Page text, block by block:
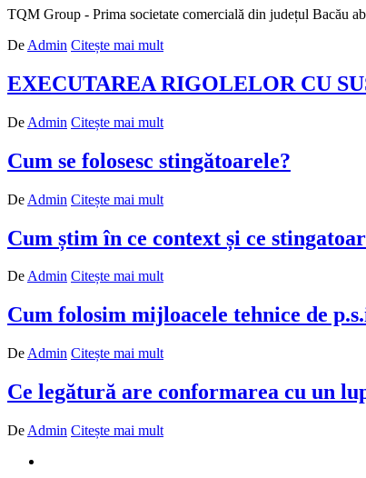
TQM Group - Prima societate comercială din județul Bacău
De Admin Citește mai mult
EXECUTAREA RIGOLELOR CU
De Admin Citește mai mult
Cum se folosesc stingătoarele?
De Admin Citește mai mult
Cum știm în ce context și ce
DeAdmin Citește mai mult
Cum folosim mijloacele tehnice de
De Admin Citește mai mult
Ce legătură are conformarea cu un
De Admin Citește mai mult